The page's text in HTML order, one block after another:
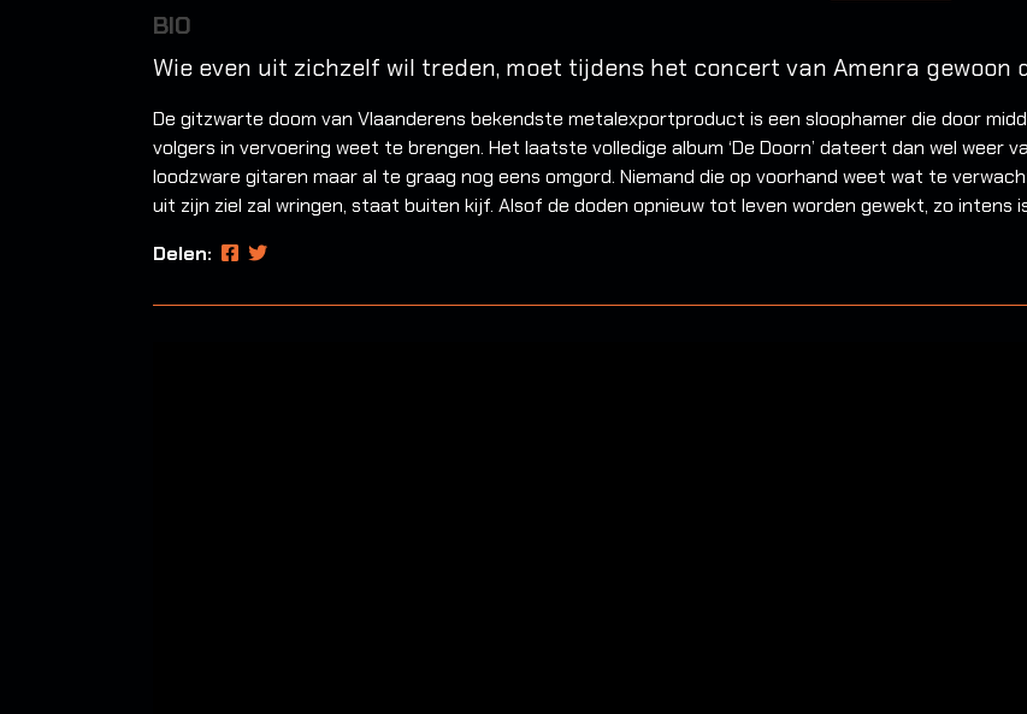
BIO
Wie even uit zichzelf wil treden, moet tijdens het concert van Amenra gewoon
De gitzwarte doom van Vlaanderens bekendste metalexportproduct is een sloophamer die door
volgers in vervoering weet te brengen. Het laatste volledige album ‘De Doorn’ dateert dan wel weer
loodzware gitaren maar al te graag nog eens omgord. Niemand die op voorhand weet wat te
uit zijn ziel zal wringen, staat buiten kijf. Alsof de doden opnieuw tot leven worden gewekt, zo intens
Delen: